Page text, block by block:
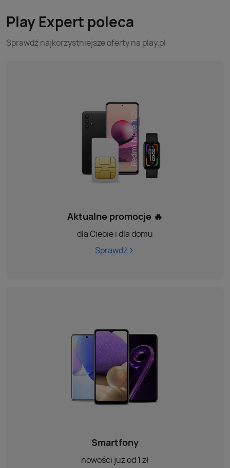
Play Expert poleca
Sprawdź najkorzystniejsze oferty na play.pl
Aktualne promocje 🔥
dla Ciebie i dla domu
Sprawdź
Smartfony
nowości już od 1 zł